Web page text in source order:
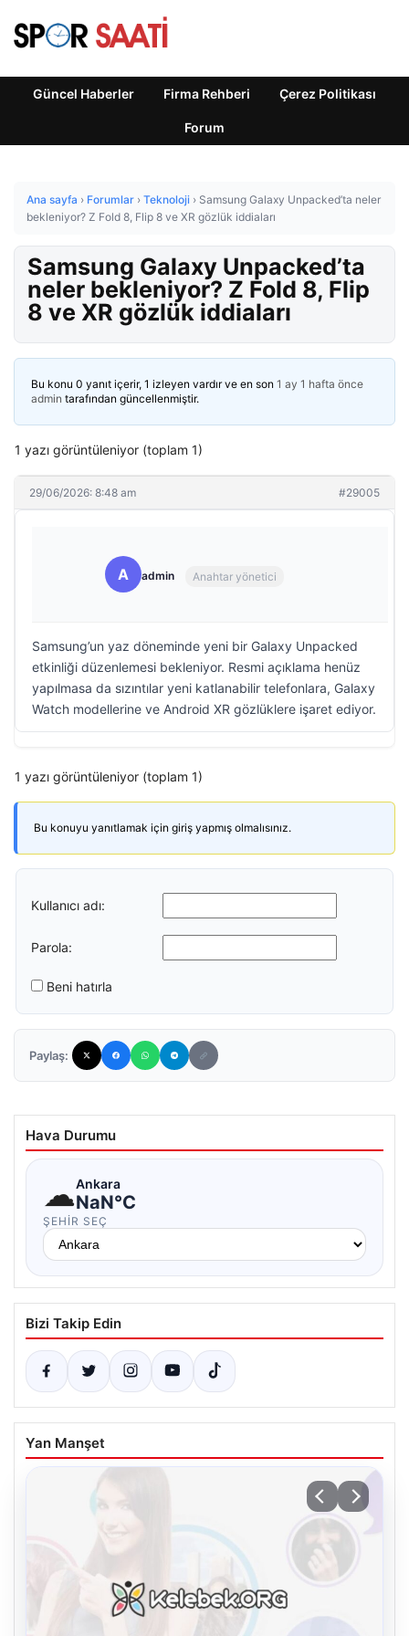
Güncel Haberler Firma Rehberi Çerez Politikası
Forum
Ana sayfa › Forumlar › Teknoloji › Samsung Galaxy Unpacked’ta neler
bekleniyor? Z Fold 8, Flip 8 ve XR gözlük iddiaları
Samsung Galaxy Unpacked’ta
neler bekleniyor? Z Fold 8, Flip
8 ve XR gözlük iddiaları
Bu konu 0 yanıt içerir, 1 izleyen vardır ve en son 1 ay 1 hafta önce
admin tarafından güncellenmiştir.
1 yazı görüntüleniyor (toplam 1)
29/06/2026: 8:48 am #29005
A admin Anahtar yönetici
Samsung’un yaz döneminde yeni bir Galaxy Unpacked
etkinliği düzenlemesi bekleniyor. Resmi açıklama henüz
yapılmasa da sızıntılar yeni katlanabilir telefonlara, Galaxy
Watch modellerine ve Android XR gözlüklere işaret ediyor.
1 yazı görüntüleniyor (toplam 1)
Bu konuyu yanıtlamak için giriş yapmış olmalısınız.
Kullanıcı adı:
Parola:
Beni hatırla
Paylaş:
Hava Durumu
☁Ankara
NaN°C
ŞEHIR SEÇ
Bizi Takip Edin
Yan Manşet